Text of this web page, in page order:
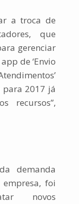
a troca de
que
gerenciar
de ‘Envio
2017 já
recursos”,
demanda
foi
novos